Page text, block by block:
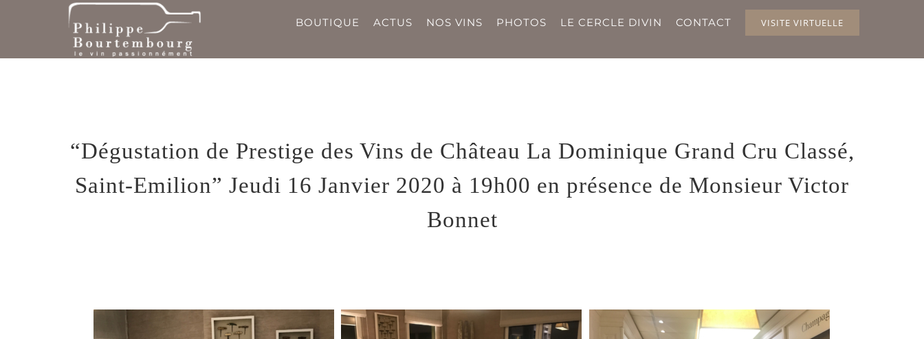
BOUTIQUE ACTUS NOS VINS PHOTOS LE CERCLE DIVIN CONTACT VISITE VIRTUELLE
“Dégustation de Prestige des Vins de Château La Dominique Grand Cru Classé,
Saint-Emilion” Jeudi 16 Janvier 2020 à 19h00 en présence de Monsieur Victor
Bonnet